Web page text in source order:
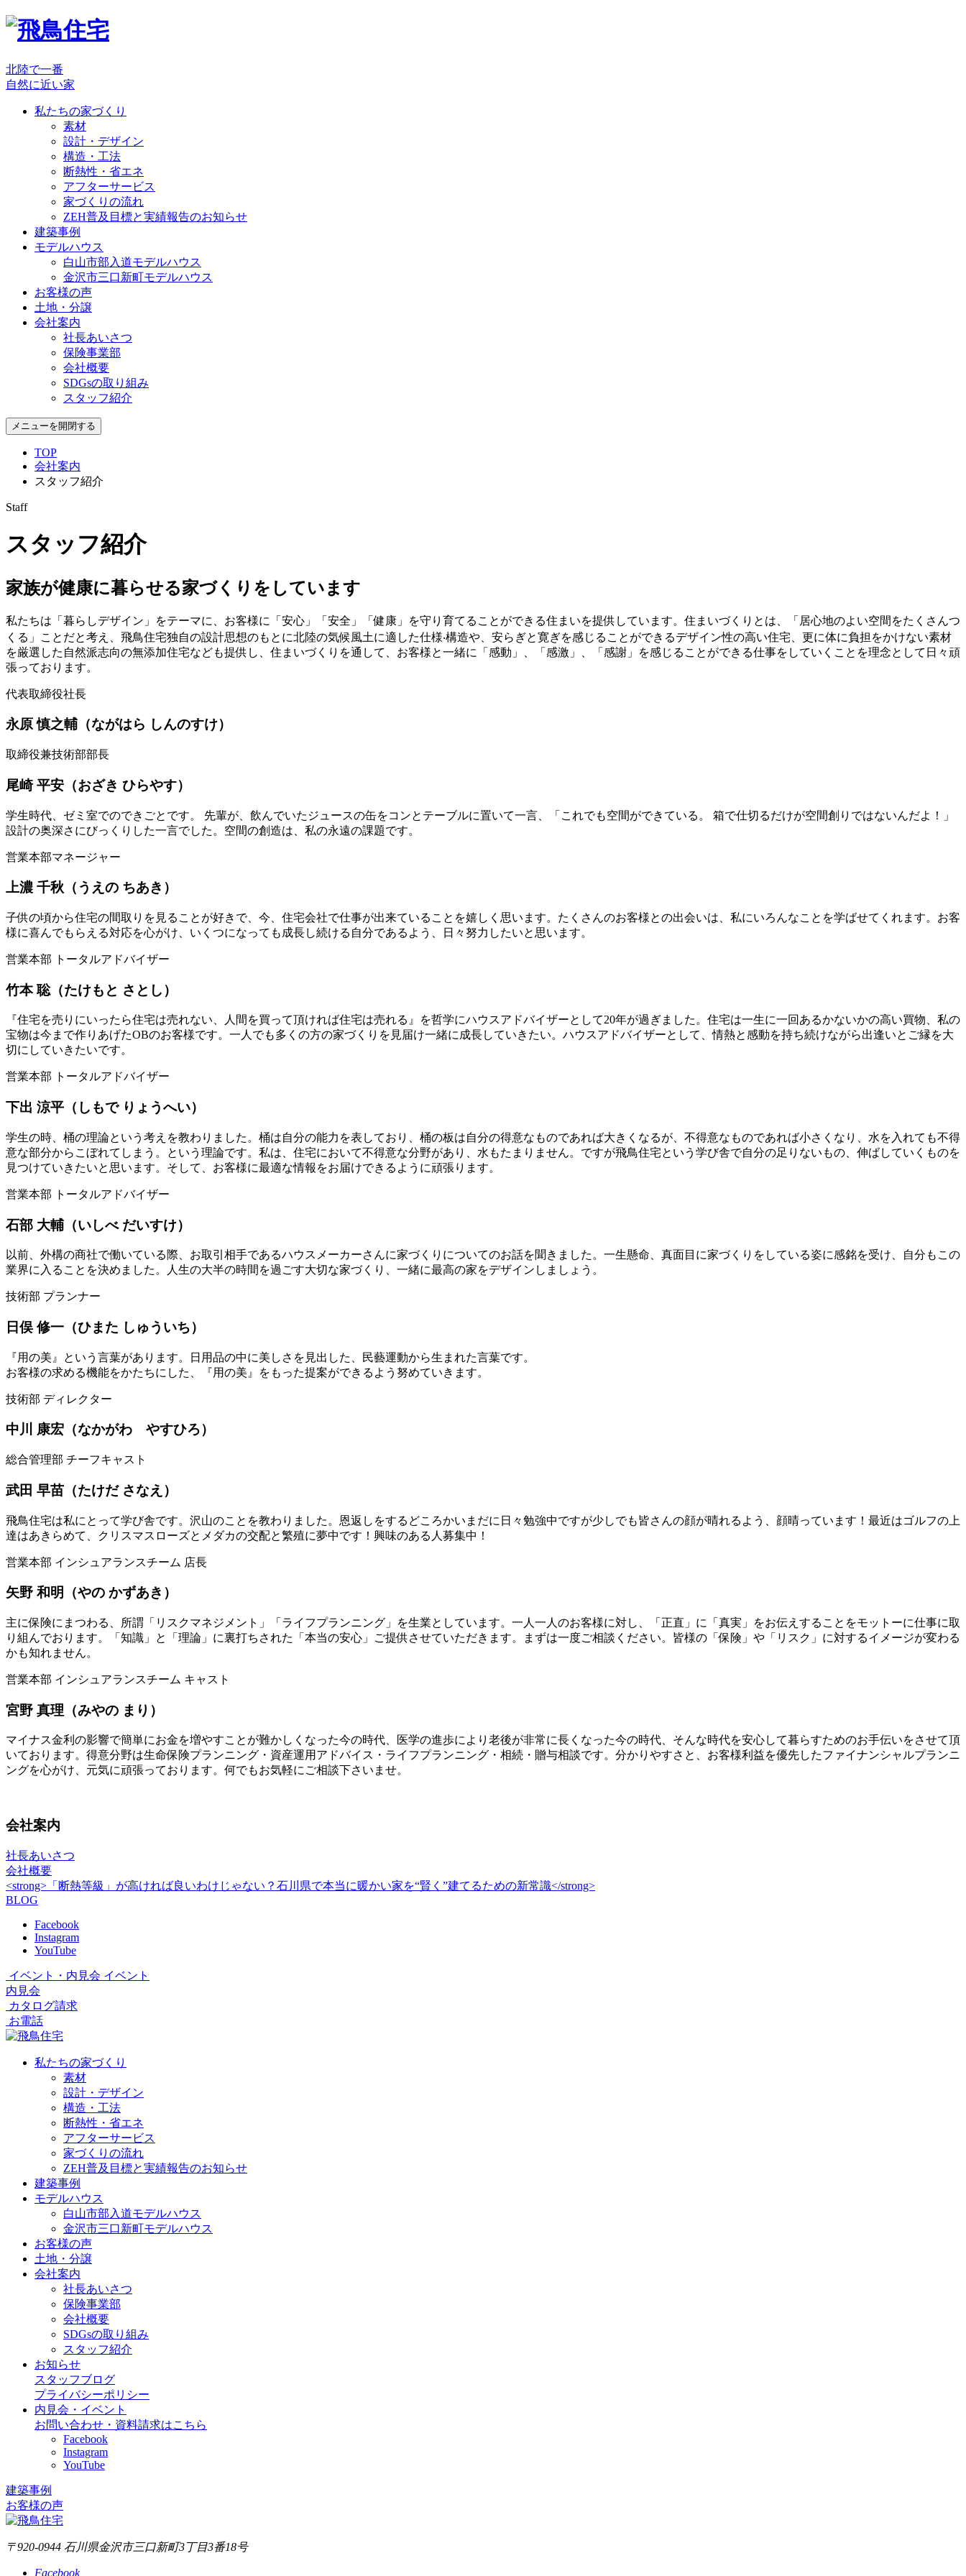
北陸で一番
自然に近い家
私たちの家づくり
素材
設計・デザイン
構造・工法
断熱性・省エネ
アフターサービス
家づくりの流れ
ZEH普及目標と実績報告のお知らせ
建築事例
モデルハウス
白山市部入道モデルハウス
金沢市三口新町モデルハウス
お客様の声
土地・分譲
会社案内
社長あいさつ
保険事業部
会社概要
SDGsの取り組み
スタッフ紹介
メニューを開閉する
TOP
会社案内
スタッフ紹介
Staff
スタッフ紹介
家族が健康に暮らせる家づくりをしています
私たちは「暮らしデザイン」をテーマに、お客様に「安⼼」「安全」「健康」を守り育てることができる住まいを提供しています。住まいづくりとは、「居⼼地のよい空間をたくさんつ
くる」ことだと考え、⾶⿃住宅独⾃の設計思想のもとに北陸の気候⾵⼟に適した仕様‧構造や、安らぎと寛ぎを感じることができるデザイン性の⾼い住宅、更に体に負担をかけない素材
を厳選した⾃然派志向の無添加住宅なども提供し、住まいづくりを通して、お客様と⼀緒に「感動」、「感激」、「感謝」を感じることができる仕事をしていくことを理念として⽇々頑
張っております。
代表取締役社長
永原 慎之輔（ながはら しんのすけ）
取締役兼技術部部長
尾崎 平安（おざき ひらやす）
学⽣時代、ゼミ室でのできごとです。 先輩が、飲んでいたジュースの⽸をコンとテーブルに置いて⼀⾔、「これでも空間ができている。 箱で仕切るだけが空間創りではないんだよ！」
設計の奥深さにびっくりした⼀⾔でした。空間の創造は、私の永遠の課題です。
営業本部マネージャー
上濃 千秋（うえの ちあき）
子供の頃から住宅の間取りを見ることが好きで、今、住宅会社で仕事が出来ていることを嬉しく思います。たくさんのお客様との出会いは、私にいろんなことを学ばせてくれます。お客
様に喜んでもらえる対応を心がけ、いくつになっても成長し続ける自分であるよう、日々努力したいと思います。
営業本部 トータルアドバイザー
⽵本 聡（たけもと さとし）
『住宅を売りにいったら住宅は売れない、人間を買って頂ければ住宅は売れる』を哲学にハウスアドバイザーとして20年が過ぎました。住宅は一生に一回あるかないかの高い買物、私の
宝物は今まで作りあげたOBのお客様です。一人でも多くの方の家づくりを見届け一緒に成長していきたい。ハウスアドバイザーとして、情熱と感動を持ち続けながら出逢いとご縁を大
切にしていきたいです。
営業本部 トータルアドバイザー
下出 涼平（しもで りょうへい）
学生の時、桶の理論という考えを教わりました。桶は自分の能力を表しており、桶の板は自分の得意なものであれば大きくなるが、不得意なものであれば小さくなり、水を入れても不得
意な部分からこぼれてしまう。という理論です。私は、住宅において不得意な分野があり、水もたまりません。ですが飛鳥住宅という学び舎で自分の足りないもの、伸ばしていくものを
見つけていきたいと思います。そして、お客様に最適な情報をお届けできるように頑張ります。
営業本部 トータルアドバイザー
石部 大輔（いしべ だいすけ）
以前、外構の商社で働いている際、お取引相手であるハウスメーカーさんに家づくりについてのお話を聞きました。一生懸命、真面目に家づくりをしている姿に感銘を受け、自分もこの
業界に入ることを決めました。人生の大半の時間を過ごす大切な家づくり、一緒に最高の家をデザインしましょう。
技術部 プランナー
⽇俣 修⼀（ひまた しゅういち）
『用の美』という言葉があります。日用品の中に美しさを見出した、民藝運動から生まれた言葉です。
お客様の求める機能をかたちにした、『用の美』をもった提案ができるよう努めていきます。
技術部 ディレクター
中川 康宏（なかがわ やすひろ）
総合管理部 チーフキャスト
武田 早苗（たけだ さなえ）
飛鳥住宅は私にとって学び舎です。沢山のことを教わりました。恩返しをするどころかいまだに日々勉強中ですが少しでも皆さんの顔が晴れるよう、顔晴っています！最近はゴルフの上
達はあきらめて、クリスマスローズとメダカの交配と繁殖に夢中です！興味のある人募集中！
営業本部 インシュアランスチーム 店長
矢野 和明（やの かずあき）
主に保険にまつわる、所謂「リスクマネジメント」「ライフプランニング」を生業としています。一人一人のお客様に対し、「正直」に「真実」をお伝えすることをモットーに仕事に取
り組んでおります。「知識」と「理論」に裏打ちされた「本当の安心」ご提供させていただきます。まずは一度ご相談ください。皆様の「保険」や「リスク」に対するイメージが変わる
かも知れません。
営業本部 インシュアランスチーム キャスト
宮野 真理（みやの まり）
マイナス金利の影響で簡単にお金を増やすことが難かしくなった今の時代、医学の進歩により老後が非常に長くなった今の時代、そんな時代を安心して暮らすためのお手伝いをさせて頂
いております。得意分野は生命保険プランニング・資産運用アドバイス・ライフプランニング・相続・贈与相談です。分かりやすさと、お客様利益を優先したファイナンシャルプランニ
ングを心がけ、元気に頑張っております。何でもお気軽にご相談下さいませ。
会社案内
社長あいさつ
会社概要
<strong>「断熱等級」が高ければ良いわけじゃない？石川県で本当に暖かい家を“賢く”建てるための新常識</strong>
BLOG
Facebook
Instagram
YouTube
イベント・内見会 イベント
内見会
カタログ請求
お電話
私たちの家づくり
素材
設計・デザイン
構造・工法
断熱性・省エネ
アフターサービス
家づくりの流れ
ZEH普及目標と実績報告のお知らせ
建築事例
モデルハウス
白山市部入道モデルハウス
金沢市三口新町モデルハウス
お客様の声
土地・分譲
会社案内
社長あいさつ
保険事業部
会社概要
SDGsの取り組み
スタッフ紹介
お知らせ
スタッフブログ
プライバシーポリシー
内見会・イベント
お問い合わせ・資料請求はこちら
Facebook
Instagram
YouTube
建築事例
お客様の声
〒920-0944 石川県金沢市三口新町3丁目3番18号
Facebook